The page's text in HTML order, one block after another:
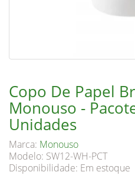
Copo De Papel
Monouso -
Unidades
Marca: Monouso
Modelo: SW12-WH-PCT
Disponibilidade: Em estoque